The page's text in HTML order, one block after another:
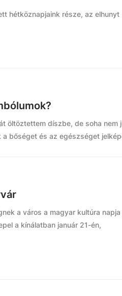
hétköznapjaink része, az elhunyt
öltöztettem díszbe, de soha
bőséget és az egészséget
a város a magyar kultúra napja
a kínálatban január 21-én,